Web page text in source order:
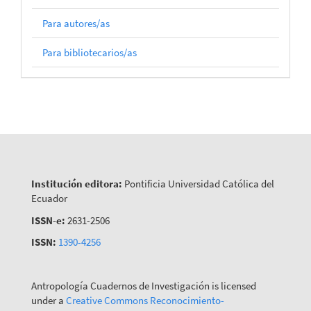
Para autores/as
Para bibliotecarios/as
Institución editora: Pontificia Universidad Católica del
Ecuador
ISSN-e: 2631-2506
ISSN: 1390-4256
Antropología Cuadernos de Investigación is licensed
under a Creative Commons Reconocimiento-